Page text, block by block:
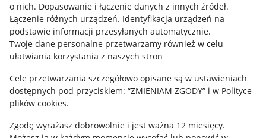
o nich. Dopasowanie i łączenie danych z innych źródeł.
Łączenie różnych urządzeń. Identyfikacja urządzeń na
podstawie informacji przesyłanych automatycznie.
Twoje dane personalne przetwarzamy również w celu
ułatwiania korzystania z naszych stron
Cele przetwarzania szczegółowo opisane są w ustawieniach
dostępnych pod przyciskiem: “ZMIENIAM ZGODY” i w Polityce
plików cookies.
Zgodę wyrażasz dobrowolnie i jest ważna 12 miesięcy.
Regulamin
Polityka plików "cookies"
Ustawienia plików "cookies"
Udostępnianie lokalizacji
Informacje dla Aktu o Usługach Cyfrowych
Pobierz aplikację